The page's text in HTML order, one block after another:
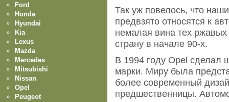
Так уж повелось, что
предвзято относятся к
немалая вина тех
страну в начале 90-х.
В 1994 году Opel сделал
марки. Миру была
более современный
предшественницы.
Ford
Honda
Hyundai
Kia
Lexus
Mazda
Mercedes
Mitsubishi
Nissan
Opel
Peugeot